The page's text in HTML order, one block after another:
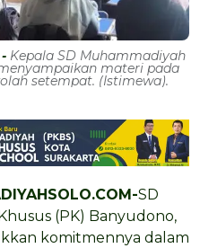
Kepala SD Muhammadiyah
materi pada
setempat. (Istimewa).
SD
(PK) Banyudono,
komitmennya dalam